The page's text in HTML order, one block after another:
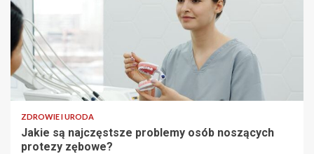
ZDROWIE I URODA
Jakie są najczęstsze problemy osób noszących
protezy zębowe?